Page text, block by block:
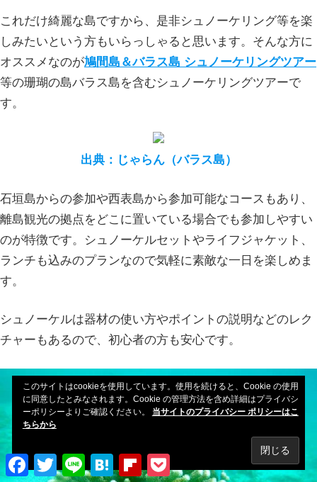
これだけ綺麗な島ですから、是非シュノーケリング等を楽
しみたいという方もいらっしゃると思います。そんな方に
オススメなのが鳩間島＆バラス島 シュノーケリングツアー
等の珊瑚の島バラス島を含むシュノーケリングツアーで
す。
出典：じゃらん（バラス島）
石垣島からの参加や西表島から参加可能なコースもあり、
離島観光の拠点をどこに置いている場合でも参加しやすい
のが特徴です。シュノーケルセットやライフジャケット、
ランチも込みのプランなので気軽に素敵な一日を楽しめま
す。
シュノーケルは器材の使い方やポイントの説明などのレク
チャーもあるので、初心者の方も安心です。
Facebook
TwitterLine HatenaFlipboard
このサイトはcookieを使用しています。使用を続けると、Cookie の使用
に同意したとみなされます。Cookie の管理方法を含め詳細はプライバシ
ーポリシーよりご確認ください。 当サイトのプライバシー ポリシーはこ
ちらから